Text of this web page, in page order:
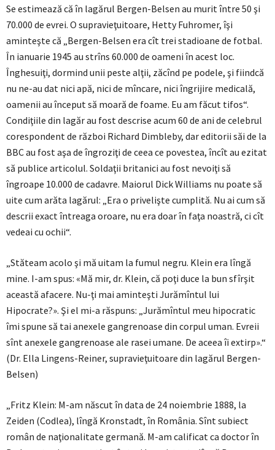
Se estimează că în lagărul Bergen-Belsen au murit între 50 şi
70.000 de evrei. O supravieţuitoare, Hetty Fuhromer, îşi
aminteşte că „Bergen-Belsen era cît trei stadioane de fotbal.
În ianuarie 1945 au strîns 60.000 de oameni în acest loc.
Înghesuiţi, dormind unii peste alţii, zăcînd pe podele, şi fiindcă
nu ne-au dat nici apă, nici de mîncare, nici îngrijire medicală,
oamenii au început să moară de foame. Eu am făcut tifos“.
Condiţiile din lagăr au fost descrise acum 60 de ani de celebrul
corespondent de război Richard Dimbleby, dar editorii săi de la
BBC au fost aşa de îngroziţi de ceea ce povestea, încît au ezitat
să publice articolul. Soldaţii britanici au fost nevoiţi să
îngroape 10.000 de cadavre. Maiorul Dick Williams nu poate să
uite cum arăta lagărul: „Era o privelişte cumplită. Nu ai cum să
descrii exact întreaga oroare, nu era doar în faţa noastră, ci cît
vedeai cu ochii“.
„Stăteam acolo şi mă uitam la fumul negru. Klein era lîngă
mine. I-am spus: «Mă mir, dr. Klein, că poţi duce la bun sfîrşit
această afacere. Nu-ţi mai aminteşti Jurămîntul lui
Hipocrate?». Şi el mi-a răspuns: „Jurămîntul meu hipocratic
îmi spune să tai anexele gangrenoase din corpul uman. Evreii
sînt anexele gangrenoase ale rasei umane. De aceea îi extirp».“
(Dr. Ella Lingens-Reiner, supravieţuitoare din lagărul Bergen-
Belsen)
„Fritz Klein: M-am născut în data de 24 noiembrie 1888, la
Zeiden (Codlea), lîngă Kronstadt, în România. Sînt subiect
român de naţionalitate germană. M-am calificat ca doctor în